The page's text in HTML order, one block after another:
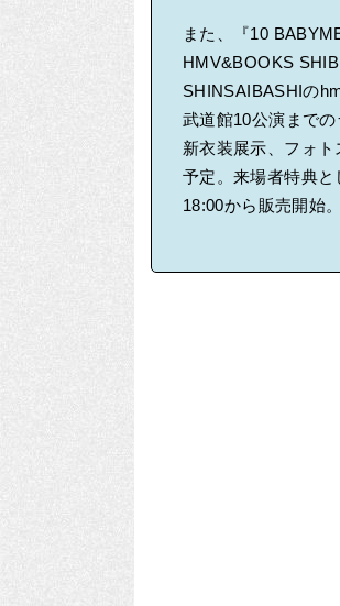
また、『10
HMV&BOOKS
SHINSAIBASHIの
武道館10公演まで
新衣装展示、フォ
予定。来場者特典
18:00から販売開始。